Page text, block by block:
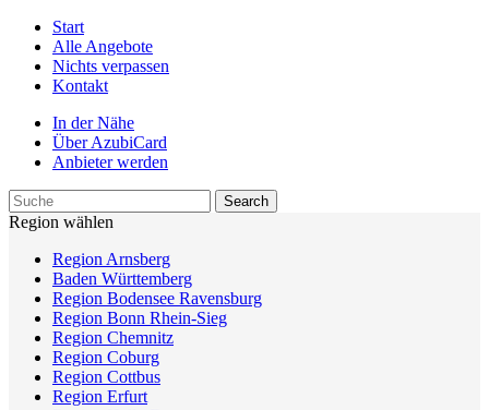
Start
Alle Angebote
Nichts verpassen
Kontakt
In der Nähe
Über AzubiCard
Anbieter werden
Region wählen
Region Arnsberg
Baden Württemberg
Region Bodensee Ravensburg
Region Bonn Rhein-Sieg
Region Chemnitz
Region Coburg
Region Cottbus
Region Erfurt